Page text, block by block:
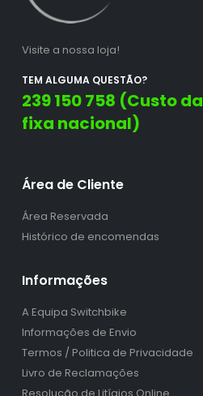
Visite a nossa loja!
TEM ALGUMA QUESTÃO?
239 150 758 (Custo
fixa nacional)
Área de Cliente
Área Reservada
Histórico de encomendas
Informações
A Equipa Switchbike
Informações de Envio
Termos / Politica de Privacidade
Livro de Reclamações